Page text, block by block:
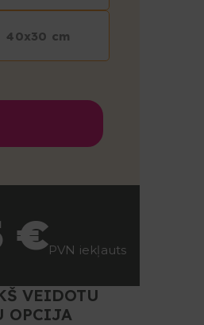
40x30 cm
€PVN iekļauts
VEIDOTU
OPCIJA